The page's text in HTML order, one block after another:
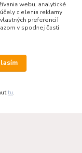
webu, analytické
cielenia reklamy
preferencií
v spodnej časti
tu.